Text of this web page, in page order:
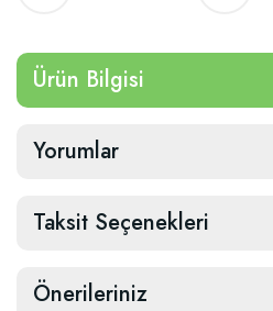
Ürün Bilgisi
Yorumlar
Taksit Seçenekleri
Önerileriniz